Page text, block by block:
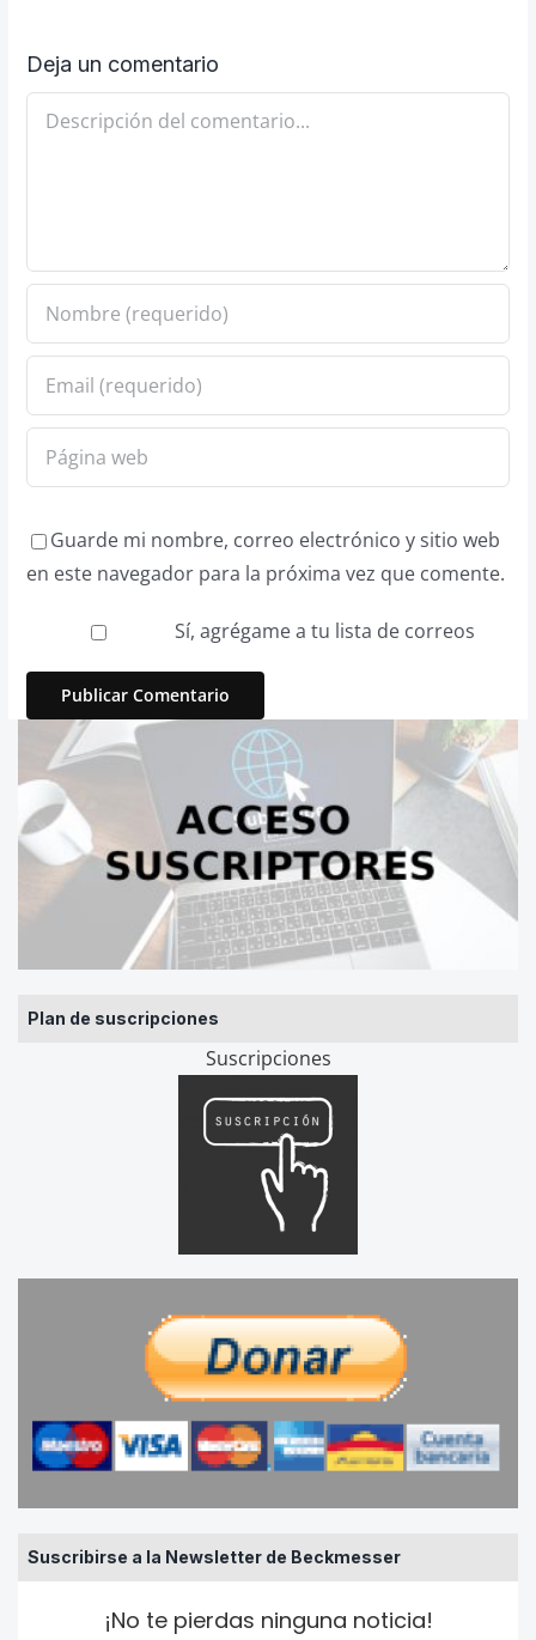
Plan de suscripciones
Suscripciones
Suscribirse a la Newsletter de Beckmesser
¡No te pierdas ninguna noticia!
Deja un comentario
Comentario
Guarde mi nombre, correo electrónico y sitio web
en este navegador para la próxima vez que comente.
Sí, agrégame a tu lista de correos